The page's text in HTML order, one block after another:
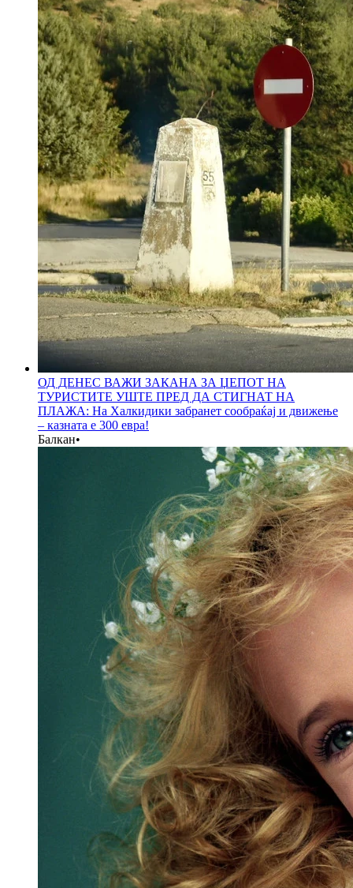
ОД ДЕНЕС ВАЖИ ЗАКАНА ЗА ЏЕПОТ НА
ТУРИСТИТЕ УШТЕ ПРЕД ДА СТИГНАТ НА
ПЛАЖА: На Халкидики забранет сообраќај и движење
– казната е 300 евра!
Балкан•